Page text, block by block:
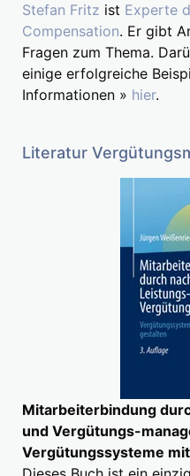
Stefan Fritz ist Experte
Compensation. Er gibt
Fragen zum Thema.
einige erfolgreiche
Informationen » hier.
Literatur
Mitarbeiterbindung
und Vergütungs-
Vergütungssysteme